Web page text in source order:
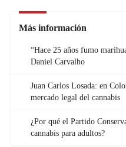
Más información
“Hace 25 años fumo
Daniel Carvalho
Juan Carlos Losada: en
mercado legal del cannabis
¿Por qué el Partido
cannabis para adultos?